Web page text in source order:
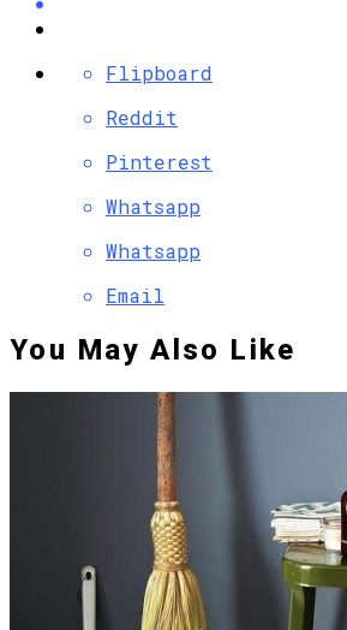
Flipboard
Reddit
Pinterest
Whatsapp
Whatsapp
Email
You May Also Like